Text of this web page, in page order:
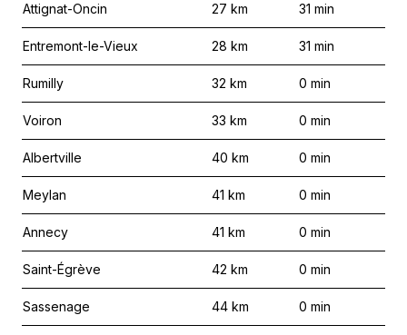
Attignat-Oncin 27 km 31 min
Entremont-le-Vieux 28 km 31 min
Rumilly 32 km 0 min
Voiron 33 km 0 min
Albertville 40 km 0 min
Meylan 41 km 0 min
Annecy 41 km 0 min
Saint-Égrève 42 km 0 min
Sassenage 44 km 0 min